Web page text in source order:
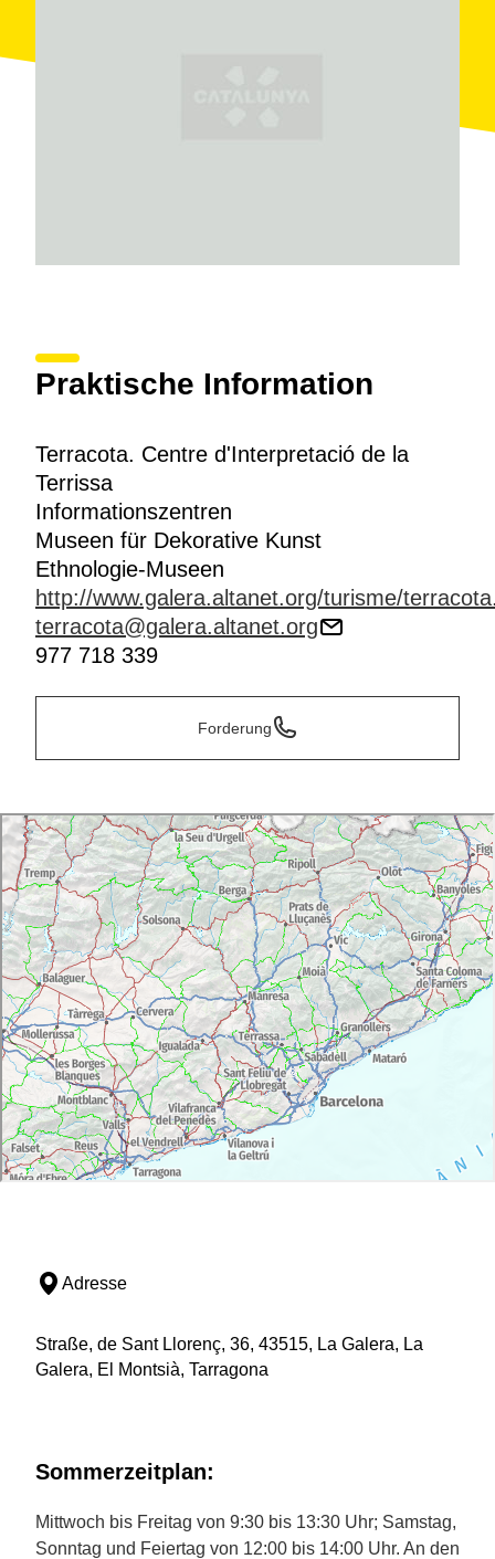
Praktische Information
Terracota. Centre d'Interpretació de la
Terrissa
Informationszentren
Museen für Dekorative Kunst
Ethnologie-Museen
http://www.galera.altanet.org/turisme/
terracota@galera.altanet.org
977 718 339
Forderung
Adresse
Straße, de Sant Llorenç, 36, 43515, La Galera, La
Galera, El Montsià, Tarragona
Sommerzeitplan:
Mittwoch bis Freitag von 9:30 bis 13:30 Uhr; Samstag,
Sonntag und Feiertag von 12:00 bis 14:00 Uhr. An den